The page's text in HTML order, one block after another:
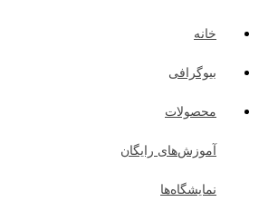
خانه
بیوگرافی
محصولات
آموزش‌های رایگان
نمایشگاه‌ها